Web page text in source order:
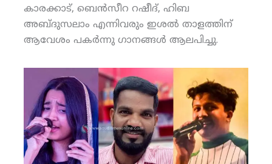
കാരക്കാട്, ബെന്‍സീറ റഷീദ്, ഹിബ
അബ്ദുസലാം എന്നിവരും ഇശല്‍ താളത്തിന്
ആവേശം പകര്‍ന്നു ഗാനങ്ങള്‍ ആലപിച്ചു.